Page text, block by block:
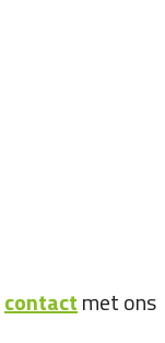
contactmet ons